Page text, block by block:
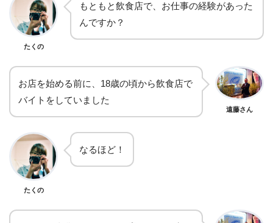
たくの
もともと飲食店で、お仕事の経験があった
んですか？
お店を始める前に、18歳の頃から飲食店で
バイトをしていました
遠藤さん
たくの
なるほど！